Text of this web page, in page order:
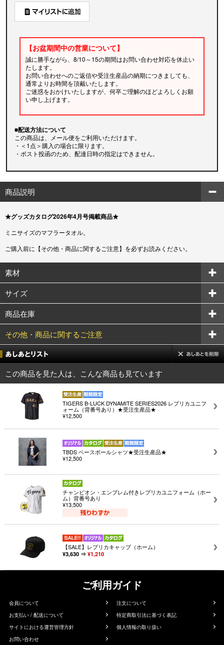
【お盆期間中の営業について】
誠に勝手ながら、8/10～15の期間はお問い合わせ対応を休止い
たします。
お問い合わせへのご返信や受注生産品の納期につきましても、
通常よりお時間を頂戴いたします。
ご迷惑をおかけいたしますが、何卒ご理解のほどよろしくお願
い申し上げます。
■配送方法について
この商品は、メール便をご利用いただけます。
・＜1点＞購入の場合に限ります。
・ポスト投函のため、配達日時の指定はできません。
商品説明
★グッズカタログ2026年4月号掲載商品★
ミニサイズのマフラータオル。
ご購入前に【その他・商品に関するご注意】を必ずお読みください。
素材
サイズ
商品在庫
その他・商品に関するご注意
この商品を見た人は、こんな商品も見ています
TIGERS B-LUCK DYNAMITE SERIES2026 レプリカユニフ
ォーム（背番号あり）★受注生産品★
¥12,500
TBDS ベースボールシャツ★受注生産品★
¥12,500
チャンピオン・エンブレム付きレプリカユニフォーム（ホー
ム）背番号あり
¥13,500
【SALE】レプリカキャップ（ホーム）
¥3,630 ⇒ ¥1,210
ご利用ガイド
会員について
注文について
お支払い / 配送について
特定商取引法に基づく表記
サイトにおける運営管理方針
個人情報の取り扱い
お問い合わせ